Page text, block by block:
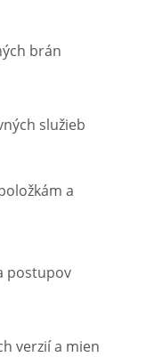
brán
služieb
a
postupov
verzií a mien